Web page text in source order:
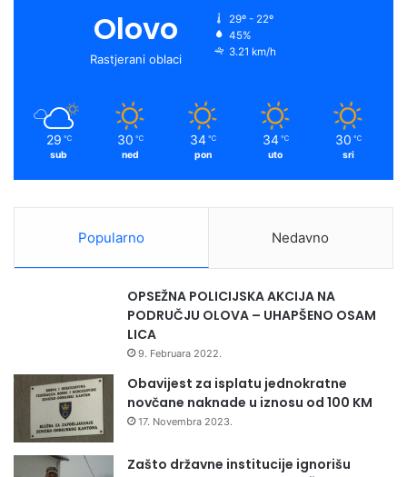
Olovo
Rastjerani oblaci
29º - 22º
45%
3.21 km/h
29 ℃
sub
30 ℃
ned
34 ℃
pon
34 ℃
uto
30 ℃
sri
Popularno Nedavno
OPSEŽNA POLICIJSKA AKCIJA NA
PODRUČJU OLOVA – UHAPŠENO OSAM
LICA
9. Februara 2022.
Obavijest za isplatu jednokratne
novčane naknade u iznosu od 100 KM
17. Novembra 2023.
Zašto državne institucije ignorišu